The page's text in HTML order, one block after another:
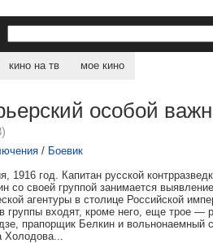
кино на тв мое кино
особой
/ Боевик
1916 год. Капитан русской
со своей группой занимается
агентуры в столице Российской
группы входят, кроме него, еще трое —
прапорщик Белкин и вольнонаемный
Холодова...